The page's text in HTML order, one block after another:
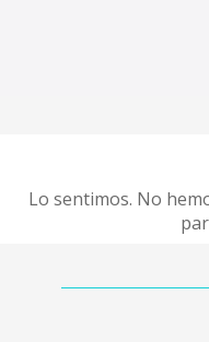
Lo sentimos. No